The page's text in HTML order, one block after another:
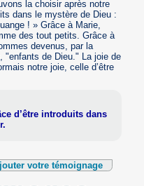
la choisir après notre
dans le mystère de Dieu :
! » Grâce à Marie,
des tout petits. Grâce à
devenus, par la
"enfants de Dieu." La joie de
notre joie, celle d’être
d’être introduits dans
votre témoignage